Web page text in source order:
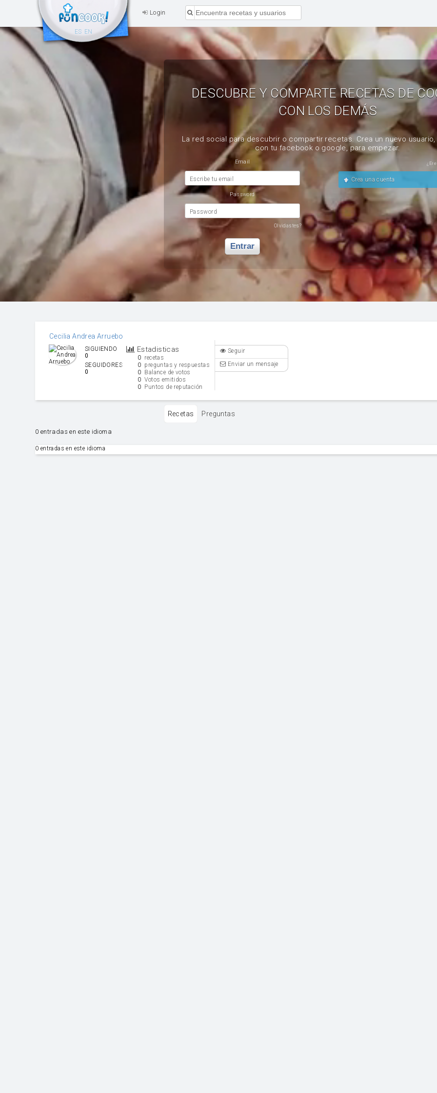
Login
ES EN
DESCUBRE Y COMPARTE RECETAS DE
CON LOS DEMÁS
La red social para descubrir o compartir recetas. Crea un nuevo
con tu facebook o google, para empezar.
Email
Escribe tu email
Password
Password
Olvidastes?
Entrar
Crea una cuenta
Cecilia Andrea Arruebo
Estadisticas
0 recetas
0 preguntas y respuestas
0 Balance de votos
0 Votos emitidos
0 Puntos de reputación
SIGUIENDO
0
SEGUIDORES
0
Seguir
Enviar un mensaje
Recetas Preguntas
0 entradas en este idioma
0 entradas en este idioma